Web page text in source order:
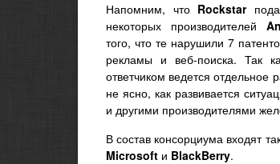
Напомним, что Rockstar
некоторых производителей
того, что те нарушили 7
рекламы и веб-поиска. Так
ответчиком ведется отдельное
не ясно, как развивается
и другими производителями
В состав консорциума входят
Microsoft и BlackBerry.